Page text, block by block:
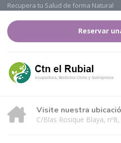
Recupera tu Salud de forma Natural
Reservar
Visite nuestra
C/Blas Rosique Blaya,